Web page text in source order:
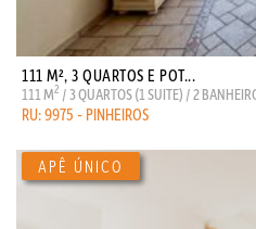
111 M², 3 QUARTOS E POT...
111 M2 / 3 QUARTOS (1 SUITE) / 2
RU: 9975 - PINHEIROS